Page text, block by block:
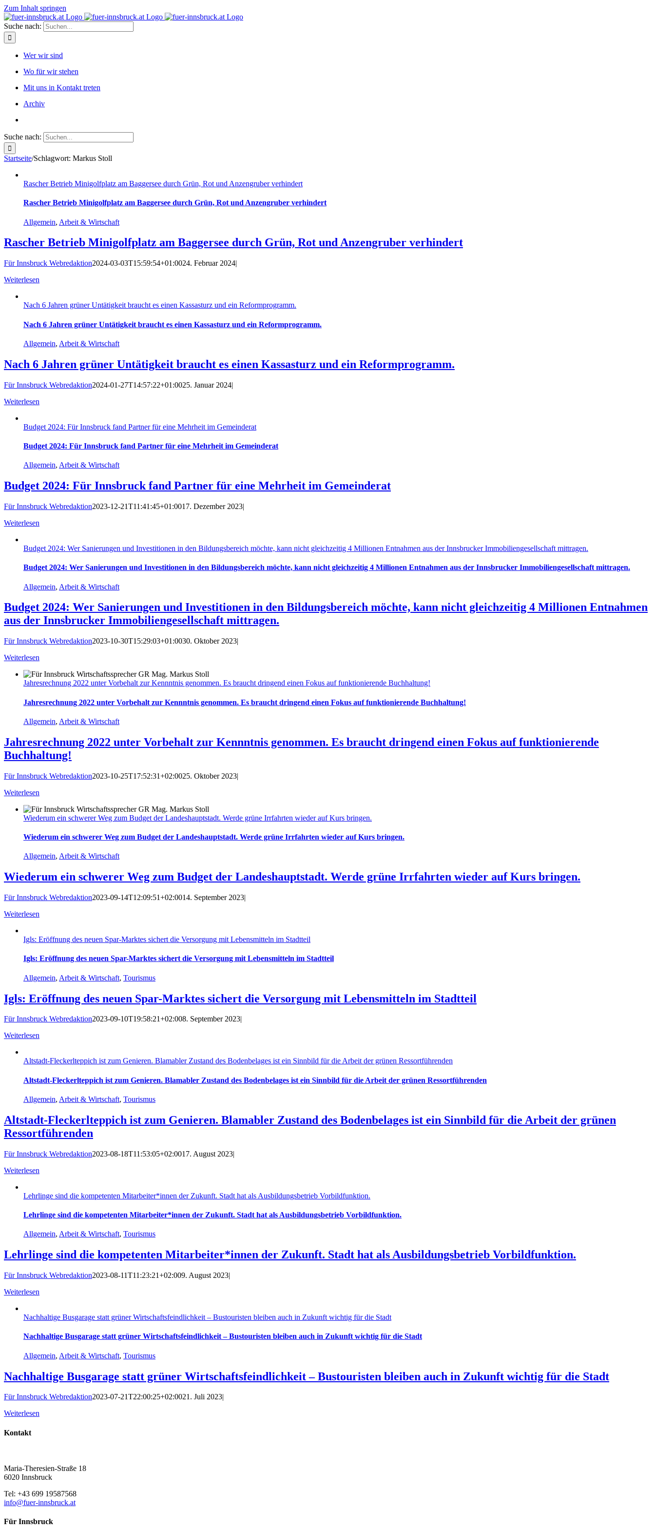
Zum Inhalt springen
Suche nach:
Wer wir sind
Wo für wir stehen
Mit uns in Kontakt treten
Archiv
Suche nach:
Startseite/Schlagwort: Markus Stoll
Rascher Betrieb Minigolfplatz am Baggersee durch Grün, Rot und Anzengruber verhindert
Rascher Betrieb Minigolfplatz am Baggersee durch Grün, Rot und Anzengruber verhindert
Allgemein, Arbeit & Wirtschaft
Rascher Betrieb Minigolfplatz am Baggersee durch Grün, Rot und Anzengruber verhindert
Für Innsbruck Webredaktion2024-03-03T15:59:54+01:0024. Februar 2024|
Weiterlesen
Nach 6 Jahren grüner Untätigkeit braucht es einen Kassasturz und ein Reformprogramm.
Nach 6 Jahren grüner Untätigkeit braucht es einen Kassasturz und ein Reformprogramm.
Allgemein, Arbeit & Wirtschaft
Nach 6 Jahren grüner Untätigkeit braucht es einen Kassasturz und ein Reformprogramm.
Für Innsbruck Webredaktion2024-01-27T14:57:22+01:0025. Januar 2024|
Weiterlesen
Budget 2024: Für Innsbruck fand Partner für eine Mehrheit im Gemeinderat
Budget 2024: Für Innsbruck fand Partner für eine Mehrheit im Gemeinderat
Allgemein, Arbeit & Wirtschaft
Budget 2024: Für Innsbruck fand Partner für eine Mehrheit im Gemeinderat
Für Innsbruck Webredaktion2023-12-21T11:41:45+01:0017. Dezember 2023|
Weiterlesen
Budget 2024: Wer Sanierungen und Investitionen in den Bildungsbereich möchte, kann nicht gleichzeitig 4 Millionen Entnahmen aus der Innsbrucker Immobiliengesellschaft mittragen.
Budget 2024: Wer Sanierungen und Investitionen in den Bildungsbereich möchte, kann nicht gleichzeitig 4 Millionen Entnahmen aus der Innsbrucker Immobiliengesellschaft mittragen.
Allgemein, Arbeit & Wirtschaft
Budget 2024: Wer Sanierungen und Investitionen in den Bildungsbereich möchte, kann nicht gleichzeitig 4 Millionen Entnahmen
aus der Innsbrucker Immobiliengesellschaft mittragen.
Für Innsbruck Webredaktion2023-10-30T15:29:03+01:0030. Oktober 2023|
Weiterlesen
Jahresrechnung 2022 unter Vorbehalt zur Kennntnis genommen. Es braucht dringend einen Fokus auf funktionierende Buchhaltung!
Jahresrechnung 2022 unter Vorbehalt zur Kennntnis genommen. Es braucht dringend einen Fokus auf funktionierende Buchhaltung!
Allgemein, Arbeit & Wirtschaft
Jahresrechnung 2022 unter Vorbehalt zur Kennntnis genommen. Es braucht dringend einen Fokus auf funktionierende
Buchhaltung!
Für Innsbruck Webredaktion2023-10-25T17:52:31+02:0025. Oktober 2023|
Weiterlesen
Wiederum ein schwerer Weg zum Budget der Landeshauptstadt. Werde grüne Irrfahrten wieder auf Kurs bringen.
Wiederum ein schwerer Weg zum Budget der Landeshauptstadt. Werde grüne Irrfahrten wieder auf Kurs bringen.
Allgemein, Arbeit & Wirtschaft
Wiederum ein schwerer Weg zum Budget der Landeshauptstadt. Werde grüne Irrfahrten wieder auf Kurs bringen.
Für Innsbruck Webredaktion2023-09-14T12:09:51+02:0014. September 2023|
Weiterlesen
Igls: Eröffnung des neuen Spar-Marktes sichert die Versorgung mit Lebensmitteln im Stadtteil
Igls: Eröffnung des neuen Spar-Marktes sichert die Versorgung mit Lebensmitteln im Stadtteil
Allgemein, Arbeit & Wirtschaft, Tourismus
Igls: Eröffnung des neuen Spar-Marktes sichert die Versorgung mit Lebensmitteln im Stadtteil
Für Innsbruck Webredaktion2023-09-10T19:58:21+02:008. September 2023|
Weiterlesen
Altstadt-Fleckerlteppich ist zum Genieren. Blamabler Zustand des Bodenbelages ist ein Sinnbild für die Arbeit der grünen Ressortführenden
Altstadt-Fleckerlteppich ist zum Genieren. Blamabler Zustand des Bodenbelages ist ein Sinnbild für die Arbeit der grünen Ressortführenden
Allgemein, Arbeit & Wirtschaft, Tourismus
Altstadt-Fleckerlteppich ist zum Genieren. Blamabler Zustand des Bodenbelages ist ein Sinnbild für die Arbeit der grünen
Ressortführenden
Für Innsbruck Webredaktion2023-08-18T11:53:05+02:0017. August 2023|
Weiterlesen
Lehrlinge sind die kompetenten Mitarbeiter*innen der Zukunft. Stadt hat als Ausbildungsbetrieb Vorbildfunktion.
Lehrlinge sind die kompetenten Mitarbeiter*innen der Zukunft. Stadt hat als Ausbildungsbetrieb Vorbildfunktion.
Allgemein, Arbeit & Wirtschaft, Tourismus
Lehrlinge sind die kompetenten Mitarbeiter*innen der Zukunft. Stadt hat als Ausbildungsbetrieb Vorbildfunktion.
Für Innsbruck Webredaktion2023-08-11T11:23:21+02:009. August 2023|
Weiterlesen
Nachhaltige Busgarage statt grüner Wirtschaftsfeindlichkeit – Bustouristen bleiben auch in Zukunft wichtig für die Stadt
Nachhaltige Busgarage statt grüner Wirtschaftsfeindlichkeit – Bustouristen bleiben auch in Zukunft wichtig für die Stadt
Allgemein, Arbeit & Wirtschaft, Tourismus
Nachhaltige Busgarage statt grüner Wirtschaftsfeindlichkeit – Bustouristen bleiben auch in Zukunft wichtig für die Stadt
Für Innsbruck Webredaktion2023-07-21T22:00:25+02:0021. Juli 2023|
Weiterlesen
Kontakt
Maria-Theresien-Straße 18
6020 Innsbruck
Tel: +43 699 19587568
info@fuer-innsbruck.at
Für Innsbruck